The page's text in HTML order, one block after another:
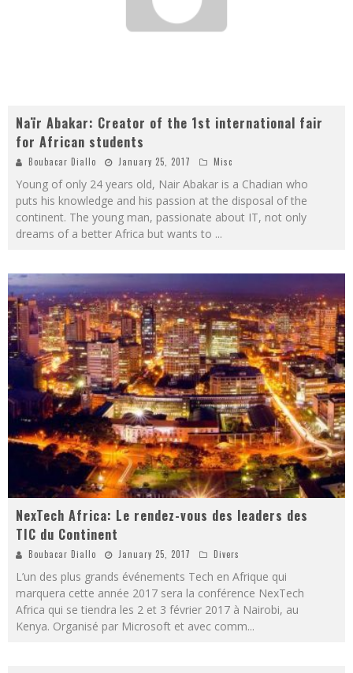
Naïr Abakar: Creator of the 1st international fair
for African students
Boubacar Diallo January 25, 2017 Misc
Young of only 24 years old, Nair Abakar is a Chadian who
puts his knowledge and his passion at the disposal of the
continent. The young man, passionate about IT, not only
dreams of a better Africa but wants to ...
NexTech Africa: Le rendez-vous des leaders des
TIC du Continent
Boubacar Diallo January 25, 2017 Divers
L’un des plus grands événements Tech en Afrique qui
marquera cette année 2017 sera la conférence NexTech
Africa qui se tiendra les 2 et 3 février 2017 à Nairobi, au
Kenya. Organisé par Microsoft et avec comm...